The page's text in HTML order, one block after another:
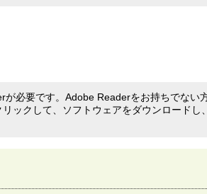
必要です。Adobe Readerをお持ちでない
ックして、ソフトウェアをダウンロードし